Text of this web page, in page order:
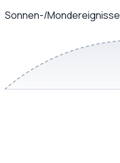
Sonnen-/Mondereignisse